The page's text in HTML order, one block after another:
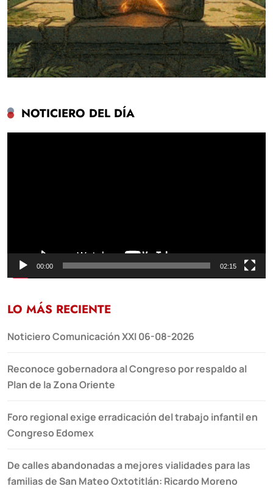
NOTICIERO DEL DÍA
00:00 02:15
LO MÁS RECIENTE
Noticiero Comunicación XXI 06-08-2026
Reconoce gobernadora al Congreso por respaldo al
Plan de la Zona Oriente
Foro regional exige erradicación del trabajo infantil en
Congreso Edomex
De calles abandonadas a mejores vialidades para las
familias de San Mateo Oxtotitlán: Ricardo Moreno